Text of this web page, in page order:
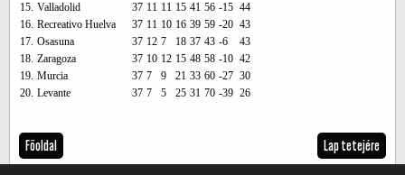
15. Valladolid 37 11 11 15 41 56 -15 44
16. Recreativo Huelva 37 11 10 16 39 59 -20 43
17. Osasuna 37 12 7 18 37 43 -6
43
18. Zaragoza 37 10 12 15 48 58 -10 42
19. Murcia 37 7 9 21 33 60 -27 30
20. Levante 37 7 5 25 31 70 -39 26
Főoldal Lap tetejére